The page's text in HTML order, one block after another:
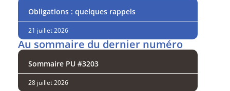
Obligations : quelques rappels
21 juillet 2026
Au sommaire du dernier numéro
Sommaire PU #3203
28 juillet 2026